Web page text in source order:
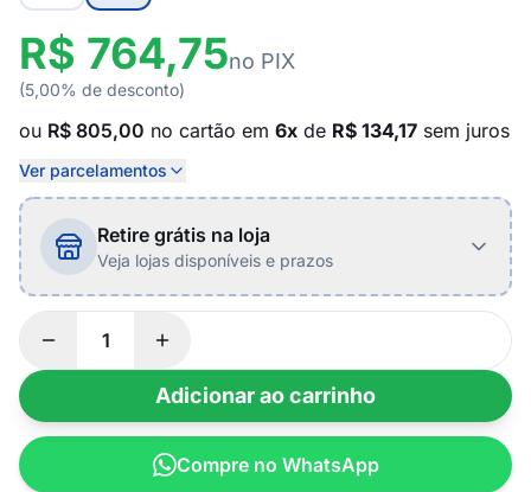
R$ 764,75no PIX
(5,00% de desconto)
ou R$ 805,00 no cartão em 6x de R$ 134,17 sem juros
Ver parcelamentos
Retire grátis na loja
Veja lojas disponíveis e prazos
Adicionar ao carrinho
Compre no WhatsApp